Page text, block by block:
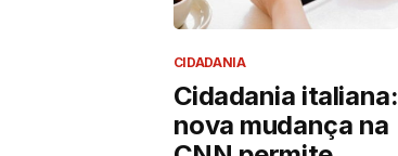
CIDADANIA
Cidadania italiana:
nova mudança na